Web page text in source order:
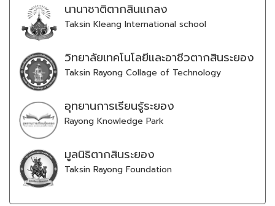
นานาชาติตากสินแกลง
Taksin Kleang International school
วิทยาลัยเทคโนโลยีและอาชีวตากสินระยอง
Taksin Rayong Collage of Technology
อุทยานการเรียนรู้ระยอง
Rayong Knowledge Park
มูลนิธิตากสินระยอง
Taksin Rayong Foundation